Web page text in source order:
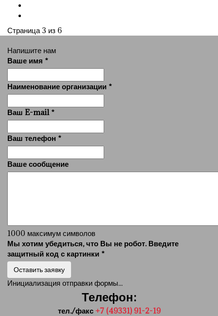
Страница 3 из 6
Напишите нам
Ваше имя *
Наименование организации *
Ваш E-mail *
Ваш телефон *
Ваше сообщение
1000 максимум символов
Мы хотим убедиться, что Вы не робот. Введите
защитный код с картинки *
Оставить заявку
Инициализация отправки формы...
Телефон:
тел./факс +7 (49331) 91-2-19